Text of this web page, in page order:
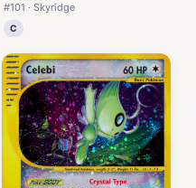
#101 · Skyridge
C